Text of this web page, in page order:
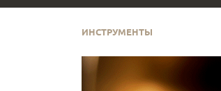
ИНСТРУМЕНТЫ